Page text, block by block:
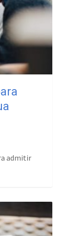
admitir